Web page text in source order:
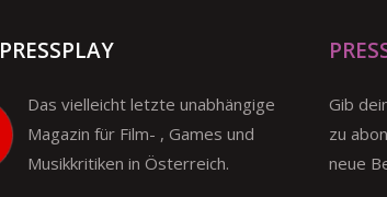
PRESSPLAY
Das vielleicht letzte unabhängige
Magazin für Film- , Games und
Musikkritiken in Österreich.
Gib
zu
neue